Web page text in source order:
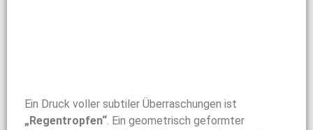
Ein Druck voller subtiler Überraschungen ist
„Regentropfen“. Ein geometrisch geformter